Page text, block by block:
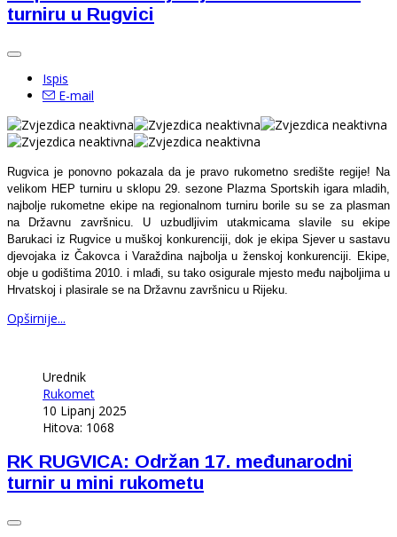
turniru u Rugvici
Ispis
E-mail
Rugvica je ponovno pokazala da je pravo rukometno središte regije! Na
velikom HEP turniru u sklopu 29. sezone Plazma Sportskih igara mladih,
najbolje rukometne ekipe na regionalnom turniru borile su se za plasman
na Državnu završnicu. U uzbudljivim utakmicama slavile su ekipe
Barukaci iz Rugvice u muškoj konkurenciji, dok je ekipa Sjever u sastavu
djevojaka iz Čakovca i Varaždina najbolja u ženskoj konkurenciji. Ekipe,
obje u godištima 2010. i mlađi, su tako osigurale mjesto među najboljima u
Hrvatskoj i plasirale se na Državnu završnicu u Rijeku.
Opširnije...
Urednik
Rukomet
10 Lipanj 2025
Hitova: 1068
RK RUGVICA: Održan 17. međunarodni
turnir u mini rukometu